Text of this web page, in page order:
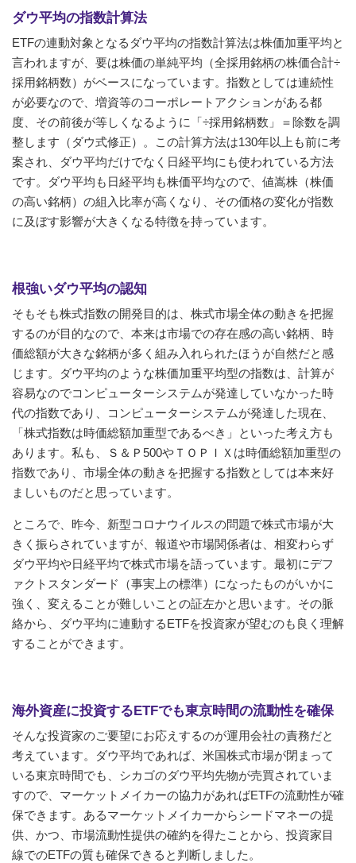
ダウ平均の指数計算法
ETFの連動対象となるダウ平均の指数計算法は株価加重平均と
言われますが、要は株価の単純平均（全採用銘柄の株価合計÷
採用銘柄数）がベースになっています。指数としては連続性
が必要なので、増資等のコーポレートアクションがある都
度、その前後が等しくなるように「÷採用銘柄数」＝除数を調
整します（ダウ式修正）。この計算方法は130年以上も前に考
案され、ダウ平均だけでなく日経平均にも使われている方法
です。ダウ平均も日経平均も株価平均なので、値嵩株（株価
の高い銘柄）の組入比率が高くなり、その価格の変化が指数
に及ぼす影響が大きくなる特徴を持っています。
根強いダウ平均の認知
そもそも株式指数の開発目的は、株式市場全体の動きを把握
するのが目的なので、本来は市場での存在感の高い銘柄、時
価総額が大きな銘柄が多く組み入れられたほうが自然だと感
じます。ダウ平均のような株価加重平均型の指数は、計算が
容易なのでコンピューターシステムが発達していなかった時
代の指数であり、コンピューターシステムが発達した現在、
「株式指数は時価総額加重型であるべき」といった考え方も
あります。私も、Ｓ＆Ｐ500やＴＯＰＩＸは時価総額加重型の
指数であり、市場全体の動きを把握する指数としては本来好
ましいものだと思っています。
ところで、昨今、新型コロナウイルスの問題で株式市場が大
きく振らされていますが、報道や市場関係者は、相変わらず
ダウ平均や日経平均で株式市場を語っています。最初にデフ
ァクトスタンダード（事実上の標準）になったものがいかに
強く、変えることが難しいことの証左かと思います。その脈
絡から、ダウ平均に連動するETFを投資家が望むのも良く理解
することができます。
海外資産に投資するETFでも東京時間の流動性を確保
そんな投資家のご要望にお応えするのが運用会社の責務だと
考えています。ダウ平均であれば、米国株式市場が閉まって
いる東京時間でも、シカゴのダウ平均先物が売買されていま
すので、マーケットメイカーの協力があればETFの流動性が確
保できます。あるマーケットメイカーからシードマネーの提
供、かつ、市場流動性提供の確約を得たことから、投資家目
線でのETFの質も確保できると判断しました。